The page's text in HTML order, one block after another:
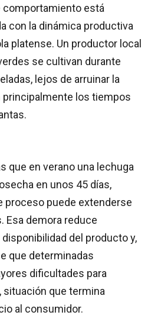
comportamiento está
con la dinámica productiva
platense. Un productor local
se cultivan durante
lejos de arruinar la
los tiempos
que en verano una lechuga
en unos 45 días,
proceso puede extenderse
Esa demora reduce
del producto y,
que determinadas
dificultades para
situación que termina
al consumidor.